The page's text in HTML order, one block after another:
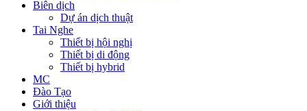
Biên dịch
Dự án dịch thuật
Tai Nghe
Thiết bị hội nghị
Thiết bị di động
Thiết bị hybrid
MC
Đào Tạo
Giới thiệu